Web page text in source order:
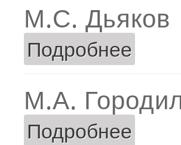
М.С. Дьяков
Подробнее
М.А.
Подробнее